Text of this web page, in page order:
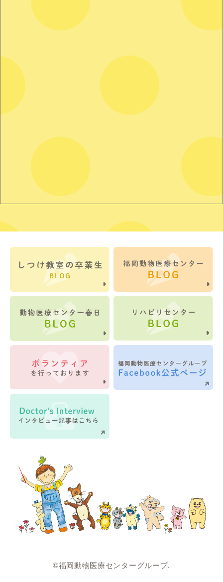
©福岡動物医療センターグループ.